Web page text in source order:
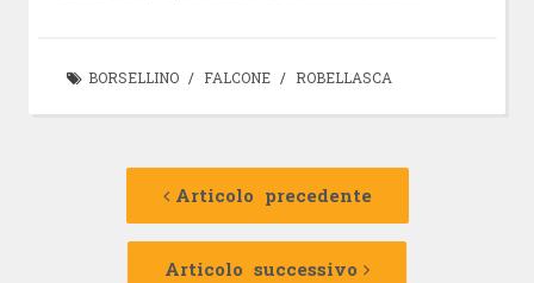
BORSELLINO/ FALCONE/ ROBELLASCA
Navigazione
Articolo precedente
Articolo
Articolo successivo
Articolo